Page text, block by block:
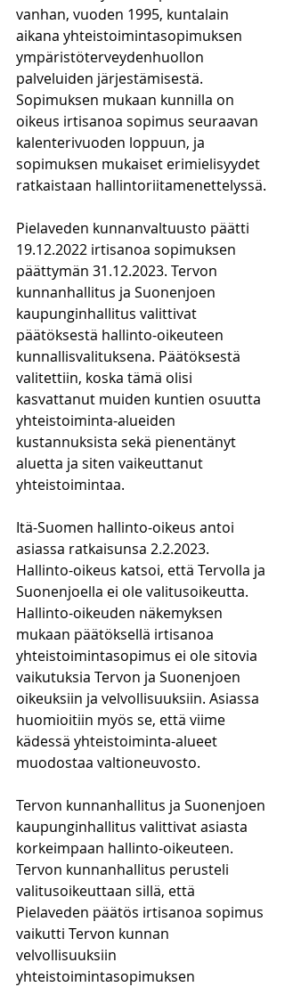
vanhan, vuoden 1995, kuntalain
aikana yhteistoimintasopimuksen
ympäristöterveydenhuollon
palveluiden järjestämisestä.
Sopimuksen mukaan kunnilla on
oikeus irtisanoa sopimus seuraavan
kalenterivuoden loppuun, ja
sopimuksen mukaiset erimielisyydet
ratkaistaan hallintoriitamenettelyssä.
Pielaveden kunnanvaltuusto päätti
19.12.2022 irtisanoa sopimuksen
päättymän 31.12.2023. Tervon
kunnanhallitus ja Suonenjoen
kaupunginhallitus valittivat
päätöksestä hallinto-oikeuteen
kunnallisvalituksena. Päätöksestä
valitettiin, koska tämä olisi
kasvattanut muiden kuntien osuutta
yhteistoiminta-alueiden
kustannuksista sekä pienentänyt
aluetta ja siten vaikeuttanut
yhteistoimintaa.
Itä-Suomen hallinto-oikeus antoi
asiassa ratkaisunsa 2.2.2023.
Hallinto-oikeus katsoi, että Tervolla ja
Suonenjoella ei ole valitusoikeutta.
Hallinto-oikeuden näkemyksen
mukaan päätöksellä irtisanoa
yhteistoimintasopimus ei ole sitovia
vaikutuksia Tervon ja Suonenjoen
oikeuksiin ja velvollisuuksiin. Asiassa
huomioitiin myös se, että viime
kädessä yhteistoiminta-alueet
muodostaa valtioneuvosto.
Tervon kunnanhallitus ja Suonenjoen
kaupunginhallitus valittivat asiasta
korkeimpaan hallinto-oikeuteen.
Tervon kunnanhallitus perusteli
valitusoikeuttaan sillä, että
Pielaveden päätös irtisanoa sopimus
vaikutti Tervon kunnan
velvollisuuksiin
yhteistoimintasopimuksen